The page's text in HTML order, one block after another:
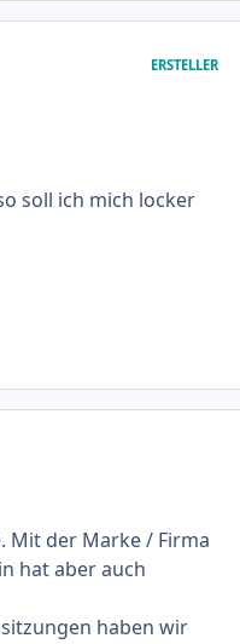
ERSTELLER
soll ich mich locker
Mit der Marke / Firma
hat aber auch
haben wir